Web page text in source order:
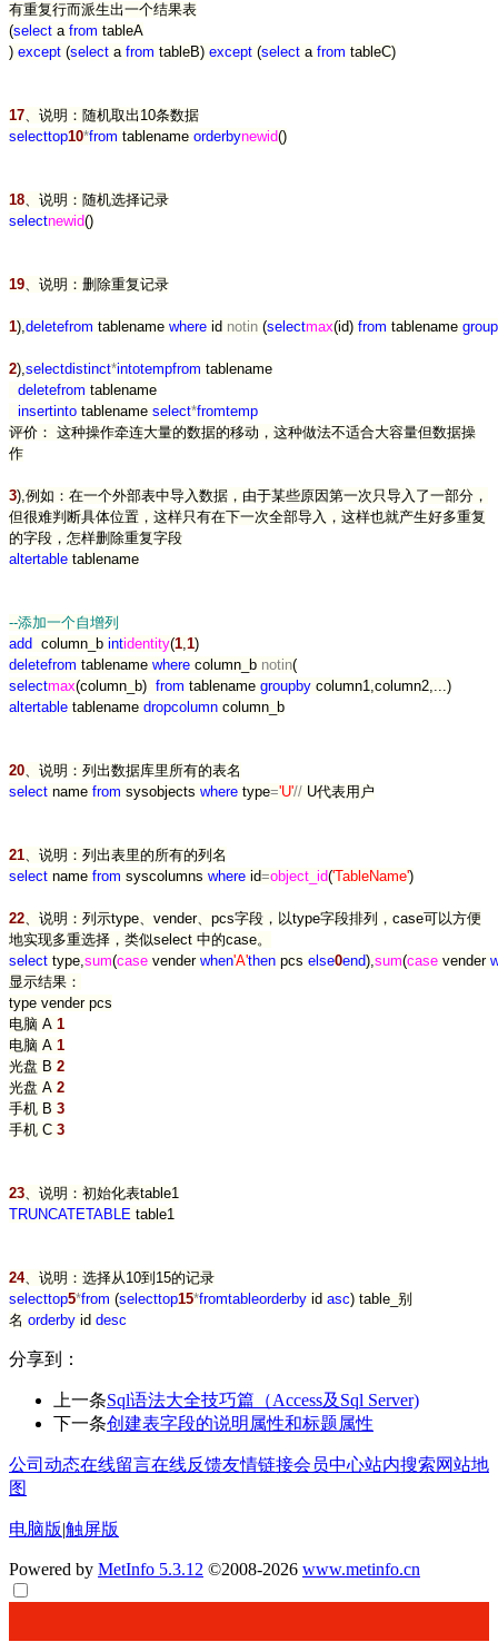
有重复行而派生出一个结果表
(select a from tableA
) except (select a from tableB) except (select a from tableC)
17、说明：随机取出10条数据
selecttop10*from tablename orderbynewid()
18、说明：随机选择记录
selectnewid()
19、说明：删除重复记录
1),deletefrom tablename where id notin (selectmax(id) from tablename group
2),selectdistinct*intotempfrom tablename
deletefrom tablename
insertinto tablename select*fromtemp
评价： 这种操作牵连大量的数据的移动，这种做法不适合大容量但数据操
作
3),例如：在一个外部表中导入数据，由于某些原因第一次只导入了一部分，
但很难判断具体位置，这样只有在下一次全部导入，这样也就产生好多重复
的字段，怎样删除重复字段
altertable tablename
--添加一个自增列
add column_b intidentity(1,1)
deletefrom tablename where column_b notin(
selectmax(column_b) from tablename groupby column1,column2,...)
altertable tablename dropcolumn column_b
20、说明：列出数据库里所有的表名
select name from sysobjects where type='U'// U代表用户
21、说明：列出表里的所有的列名
select name from syscolumns where id=object_id('TableName')
22、说明：列示type、vender、pcs字段，以type字段排列，case可以方便
地实现多重选择，类似select 中的case。
select type,sum(case vender when'A'then pcs else0end),sum(case vender
显示结果：
type vender pcs
电脑 A 1
电脑 A 1
光盘 B 2
光盘 A 2
手机 B 3
手机 C 3
23、说明：初始化表table1
TRUNCATETABLE table1
24、说明：选择从10到15的记录
selecttop5*from (selecttop15*fromtableorderby id asc) table_别
名 orderby id desc
分享到：
上一条Sql语法大全技巧篇（Access及Sql Server)
下一条创建表字段的说明属性和标题属性
公司动态在线留言在线反馈友情链接会员中心站内搜索网站地
图
电脑版|触屏版
Powered by MetInfo 5.3.12 ©2008-2026 www.metinfo.cn